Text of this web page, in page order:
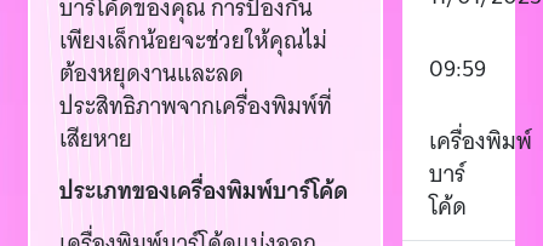
เพียงเล็กน้อยจะช่วยให้คุณไม่
ต้องหยุดงานและลด
ประสิทธิภาพจากเครื่องพิมพ์ที่
เสียหาย
ประเภทของเครื่องพิมพ์บาร์โค้ด
09:59
เครื่องพิมพ์
บาร์
โค้ด